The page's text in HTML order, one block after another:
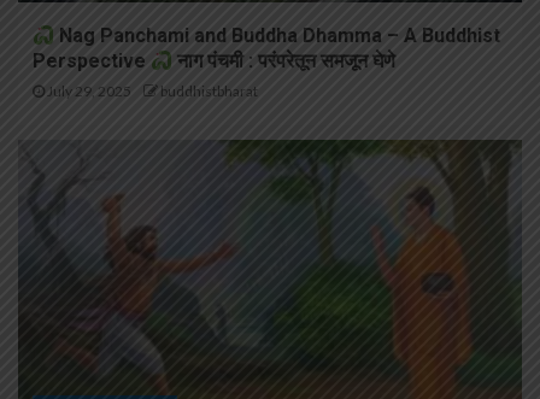
Nag Panchami and Buddha Dhamma – A Buddhist
Perspective
नाग पंचमी : परंपरेतून समजून घेणे
July 29, 2025 buddhistbharat